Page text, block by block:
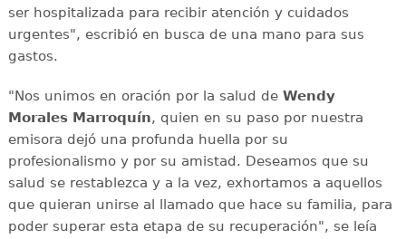
ser hospitalizada para recibir atención y cuidados
urgentes", escribió en busca de una mano para sus
gastos.
"Nos unimos en oración por la salud de Wendy
Morales Marroquín, quien en su paso por nuestra
emisora dejó una profunda huella por su
profesionalismo y por su amistad. Deseamos que su
salud se restablezca y a la vez, exhortamos a aquellos
que quieran unirse al llamado que hace su familia, para
poder superar esta etapa de su recuperación", se leía